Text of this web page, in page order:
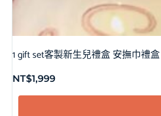
1 gift set客製新生兒禮盒 安撫巾禮盒
NT$1,999